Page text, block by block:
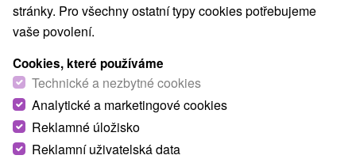
stránky. Pro všechny ostatní typy cookies potřebujeme
vaše povolení.
Cookies, které používáme
Technické a nezbytné cookies
Analytické a marketingové cookies
Reklamné úložisko
Reklamní uživatelská data